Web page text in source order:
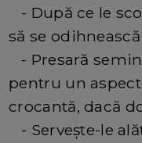
- După ce le
să se
- Presară
pentru un
crocantă, dacă
- Servește-le